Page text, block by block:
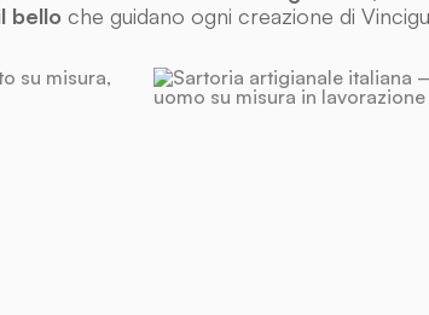
bello che guidano ogni creazione di